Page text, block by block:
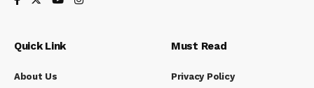
Quick Link
About Us
Must Read
Privacy Policy